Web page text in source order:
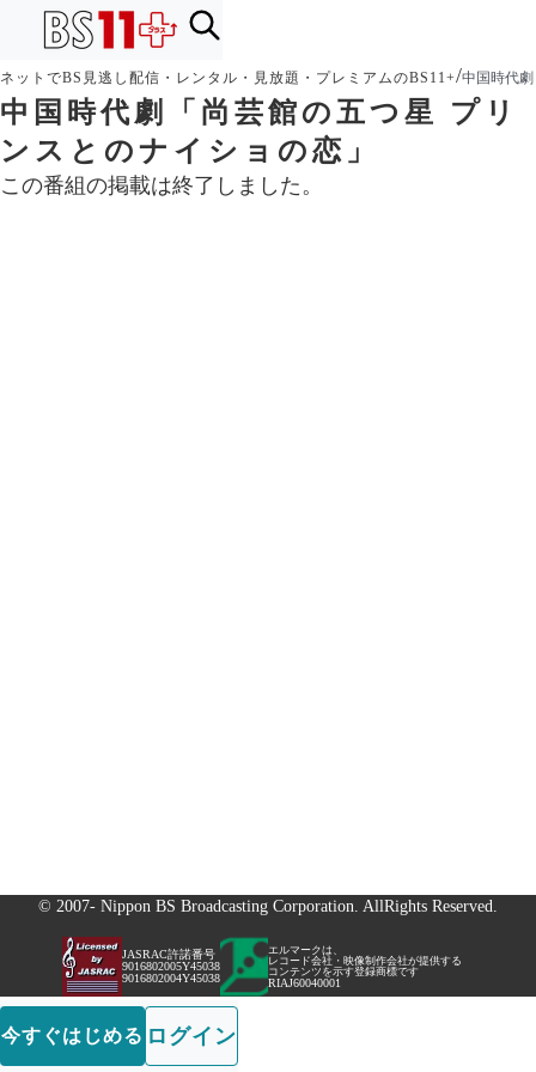
ネットでBS見逃し配信・レンタル・見放題・プレミアムのBS11+/中国時代
中国時代劇「尚芸館の五つ星 プリ
ンスとのナイショの恋」
この番組の掲載は終了しました。
© 2007- Nippon BS Broadcasting Corporation. AllRights Reserved.
JASRAC許諾番号
9016802005Y45038
9016802004Y45038
エルマークは、
レコード会社・映像制作会社が提供する
コンテンツを示す登録商標です
RIAJ60040001
今すぐはじめる ログイン